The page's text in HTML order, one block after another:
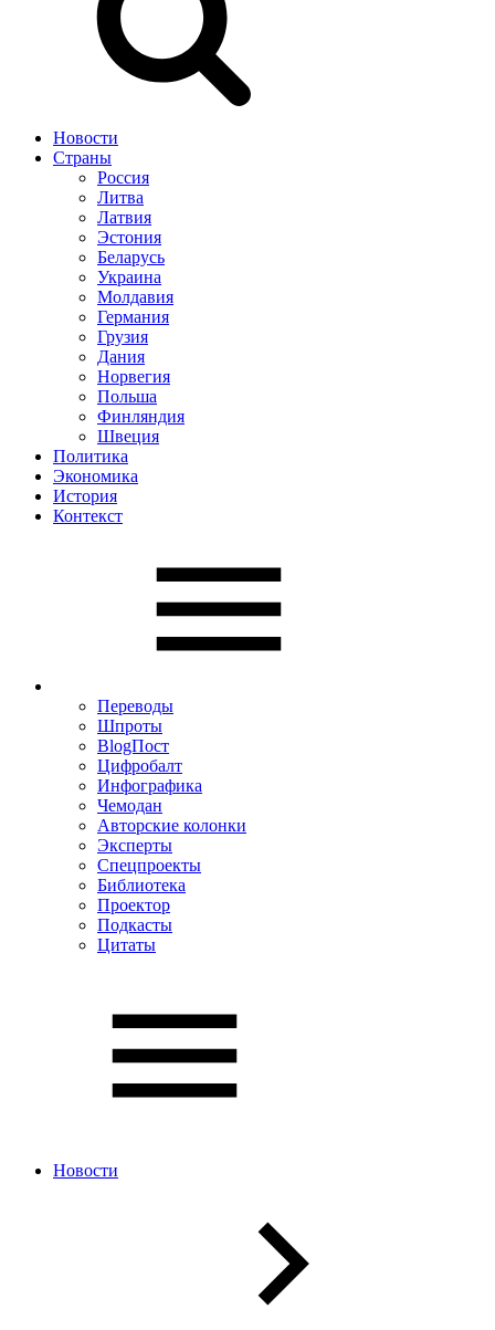
Новости
Страны
Россия
Литва
Латвия
Эстония
Беларусь
Украина
Молдавия
Германия
Грузия
Дания
Норвегия
Польша
Финляндия
Швеция
Политика
Экономика
История
Контекст
Переводы
Шпроты
BlogПост
Цифробалт
Инфографика
Чемодан
Авторские колонки
Эксперты
Спецпроекты
Библиотека
Проектор
Подкасты
Цитаты
Новости